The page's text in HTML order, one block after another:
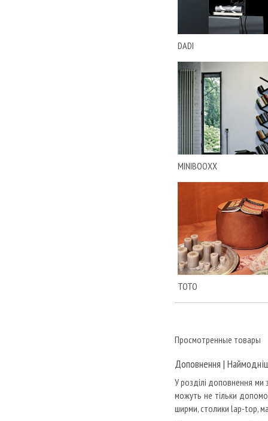
DADI
MINIBOOXX
TOTO
Просмотренные товары
Доповнення |
У розділі доповнення ми
можуть не тільки
ширми, столики lap-top,